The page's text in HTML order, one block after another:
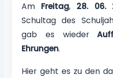
Am Freitag, 28. 06.
Schultag des
gab es wieder
Ehrungen.
Hier geht es zu den